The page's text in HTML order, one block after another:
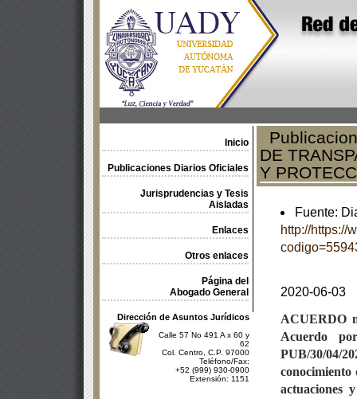
Inicio
Publicaciones Diarios Oficiales
Jurisprudencias y Tesis
Aisladas
Enlaces
Otros enlaces
Página del
Abogado General
Dirección de Asuntos Jurídicos
Calle 57 No 491 A x 60 y
62
Col. Centro, C.P. 97000
Teléfono/Fax:
+52 (999) 930-0900
Extensión: 1151
DE
Y
Fuente:
http://https://
2020-06-03
ACUERDO
Acuerdo
PUB/30/04/
conocimiento
actuaciones